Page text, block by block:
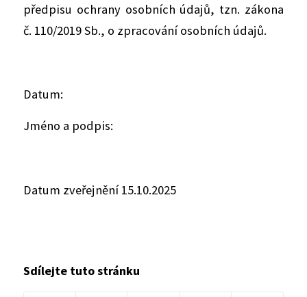
předpisu ochrany osobních údajů, tzn. zákona
č. 110/2019 Sb., o zpracování osobních údajů.
Datum:
Jméno a podpis:
Datum zveřejnění 15.10.2025
Sdílejte tuto stránku